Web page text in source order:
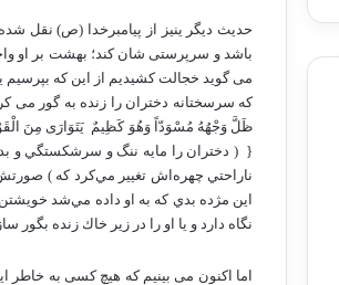
حدیث دیگر ینیز از پیامبرخدا (ص) نقل
باشد و سرپرستی شان کند؛ بهشت بر او
می گوید خجالت کشیدیم از این که بپرسیم
که سرسختانه دختران را زنده به گور می
{ ‏ ( دختران را مايه ننگ و سرشكستگي و
ناراحتي چهره‌اش تغيير مي‌كرد كه )
اين مژده بدي كه به او داده مي‌شد
نگاه دارد و يا او را در زير خاك زنده
اما اکنون می بینیم که هیچ کسی به خاطر